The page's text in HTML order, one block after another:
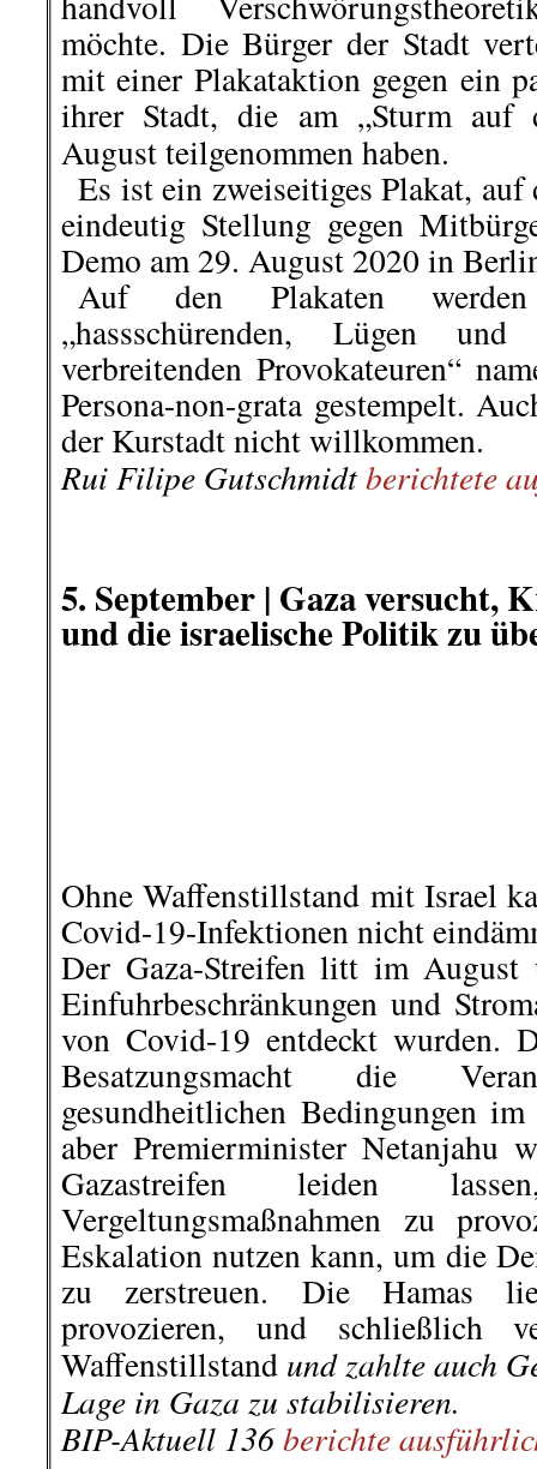
Fleischproduktion satt
Corona hat gezeigt: Am Ende
Schluss mit dem NRW-
kriminellen Unternehmer*innen!
Wir demonstrieren am Freitag,
Uhr in Düsseldorf (Treffpunkt:
Wir sind eine Koalition aus
Klima-
Bürgerrechtsaktivist*innen,
Tierrechtler*innen.
Vor derKommunal-Wahl
September 2020 rufen wir auf:
Keine Stimme für Parteien
Konsorten kungeln!
Unsere Forderungen lauten:
Lohnraub,
Vergehen.
Konsequente Durchsetzung
Haftung.Schluss mit dem
wasche meine Hände in
Unternehmer sind für die
Unternehmern verantwortlich.
Kriminogenen
Unternehmersumpf
Straffreiheit und
Scheißegal!“) Ende der
zu Gunsten der
durch systematische
Ausstattung.
Weg mit
Bruchbuden!Dezentraler